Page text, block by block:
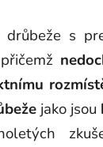
drůbeže s
jako jsou